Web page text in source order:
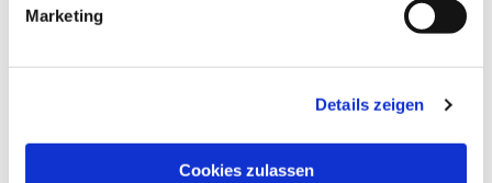
Marketing
Details zeigen
Cookies zulassen